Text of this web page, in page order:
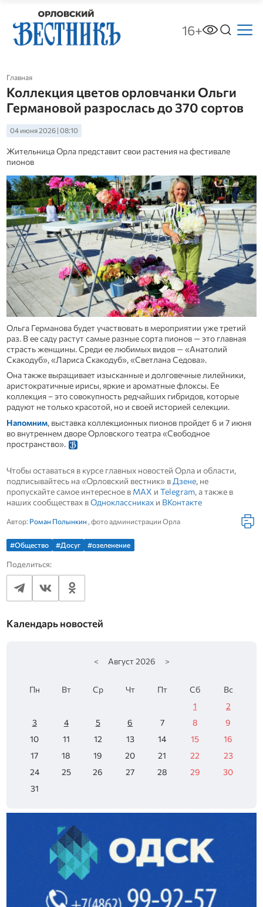
16+
Главная
Коллекция цветов орловчанки Ольги
Германовой разрослась до 370 сортов
04 июня 2026 | 08:10
Жительница Орла представит свои растения на фестивале
пионов
Ольга Германова будет участвовать в мероприятии уже третий
раз. В ее саду растут самые разные сорта пионов — это главная
страсть женщины. Среди ее любимых видов — «Анатолий
Скакодуб», «Лариса Скакодуб», «Светлана Седова».
Она также выращивает изысканные и долговечные лилейники,
аристократичные ирисы, яркие и ароматные флоксы. Ее
коллекция – это совокупность редчайших гибридов, которые
радуют не только красотой, но и своей историей селекции.
Напомним, выставка коллекционных пионов пройдет 6 и 7 июня
во внутреннем дворе Орловского театра «Свободное
пространство».
Чтобы оставаться в курсе главных новостей Орла и области,
подписывайтесь на «Орловский вестник» в Дзене, не
пропускайте самое интересное в MAX и Telegram, а также в
наших сообществах вОдноклассникахи ВКонтакте
Автор: Роман Полынкин , фото администрации Орла
#Общество #Досуг #озеленение
Поделиться:
Календарь новостей
< Август 2026 >
Пн Вт Ср Чт Пт Сб
Вс
1
2
3
4 5 6 7 8
9
10
11 12 13 14 15
16
17
18 19 20 21 22
23
24
25 26 27 28 29
30
31